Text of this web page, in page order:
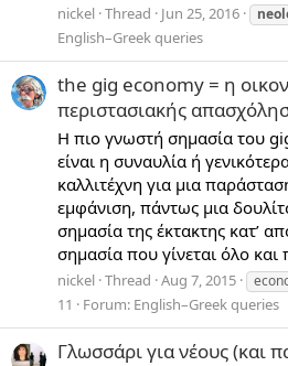
nickel Thread Jun 25, 2016
English–Greek queries
the gig economy = η
περιστασιακής
Η πιο γνωστή σημασία του
είναι η συναυλία ή
καλλιτέχνη για μια
εμφάνιση, πάντως μια
σημασία της έκτακτης κατ’
σημασία που γίνεται όλο και
nickel Thread Aug 7, 2015
11
Forum: English–Greek queries
Γλωσσάρι για νέους (και